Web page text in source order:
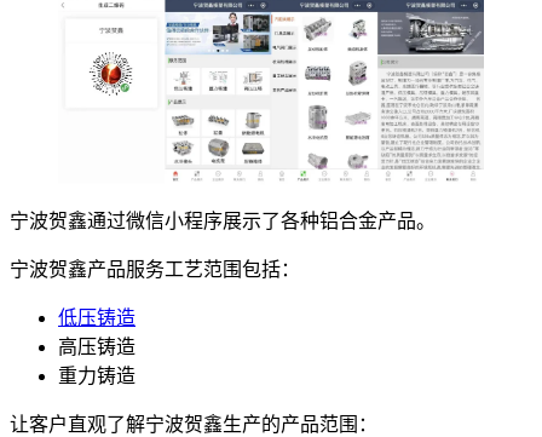
宁波贺鑫通过微信小程序展示了各种铝合金产品。
宁波贺鑫产品服务工艺范围包括：
低压铸造
高压铸造
重力铸造
让客户直观了解宁波贺鑫生产的产品范围：